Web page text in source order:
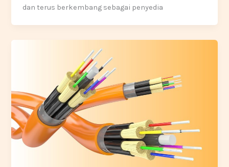
dan terus berkembang sebagai penyedia